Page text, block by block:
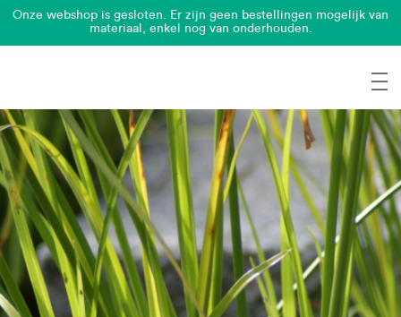
Onze webshop is gesloten. Er zijn geen bestellingen mogelijk van
materiaal, enkel nog van onderhouden.
0